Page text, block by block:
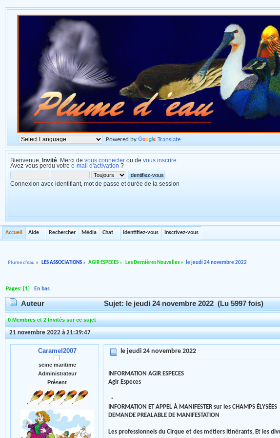
Powered by Translate
Bienvenue, Invité . Merci de vous connecter ou de vous inscrire
Avez-vous perdu votre e-mail d'activation ?
Connexion avec identifiant, mot de passe et durée de la session
Accueil Aide Rechercher Média Chat Identifiez-vous Inscrivez-vous
Plume d'eau » LES ASSOCIATIONS» AGIR ESPECES » Les Dernières Nouvelles» le jeudi 24 novembre 2022
Pages: [1] En bas
Auteur Sujet: le jeudi 24 novembre 2022 (Lu 5997 fois)
0 Membres et 2 Invités sur ce sujet
21 novembre 2022 à 21:39:47
Caramel2007
seine maritime
Administrateur
Présent
le jeudi 24 novembre 2022
INFORMATION AGIR ESPECES
Agir Especes
·
INFORMATION ET APPEL À MANIFESTER sur les CHAMPS ÉLYSÉES
DEMANDE PREALABLE DE MANIFESTATION
Les professionnels du Cirque et des métiers itinérants, Et les